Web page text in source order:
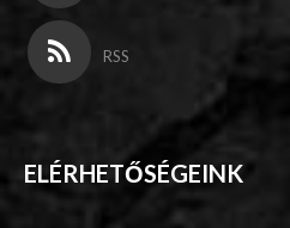
RSS
ELÉRHETŐSÉGEINK